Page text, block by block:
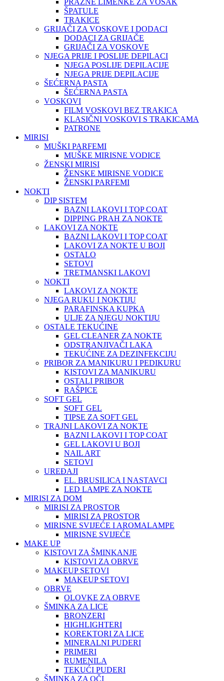
PRAZNE LIMENKE ZA VOSAK
ŠPATULE
TRAKICE
GRIJAČI ZA VOSKOVE I DODACI
DODACI ZA GRIJAČE
GRIJAČI ZA VOSKOVE
NJEGA PRIJE I POSLIJE DEPILACI
NJEGA POSLIJE DEPILACIJE
NJEGA PRIJE DEPILACIJE
ŠEĆERNA PASTA
ŠEĆERNA PASTA
VOSKOVI
FILM VOSKOVI BEZ TRAKICA
KLASIČNI VOSKOVI S TRAKICAMA
PATRONE
MIRISI
MUŠKI PARFEMI
MUŠKE MIRISNE VODICE
ŽENSKI MIRISI
ŽENSKE MIRISNE VODICE
ŽENSKI PARFEMI
NOKTI
DIP SISTEM
BAZNI LAKOVI I TOP COAT
DIPPING PRAH ZA NOKTE
LAKOVI ZA NOKTE
BAZNI LAKOVI I TOP COAT
LAKOVI ZA NOKTE U BOJI
OSTALO
SETOVI
TRETMANSKI LAKOVI
NOKTI
LAKOVI ZA NOKTE
NJEGA RUKU I NOKTIJU
PARAFINSKA KUPKA
ULJE ZA NJEGU NOKTIJU
OSTALE TEKUĆINE
GEL CLEANER ZA NOKTE
ODSTRANJIVAČI LAKA
TEKUĆINE ZA DEZINFEKCIJU
PRIBOR ZA MANIKURU I PEDIKURU
KISTOVI ZA MANIKURU
OSTALI PRIBOR
RAŠPICE
SOFT GEL
SOFT GEL
TIPSE ZA SOFT GEL
TRAJNI LAKOVI ZA NOKTE
BAZNI LAKOVI I TOP COAT
GEL LAKOVI U BOJI
NAIL ART
SETOVI
UREĐAJI
EL. BRUSILICA I NASTAVCI
LED LAMPE ZA NOKTE
MIRISI ZA DOM
MIRISI ZA PROSTOR
MIRISI ZA PROSTOR
MIRISNE SVIJEĆE I AROMALAMPE
MIRISNE SVIJEĆE
MAKE UP
KISTOVI ZA ŠMINKANJE
KISTOVI ZA OBRVE
MAKEUP SETOVI
MAKEUP SETOVI
OBRVE
OLOVKE ZA OBRVE
ŠMINKA ZA LICE
BRONZERI
HIGHLIGHTERI
KOREKTORI ZA LICE
MINERALNI PUDERI
PRIMERI
RUMENILA
TEKUĆI PUDERI
ŠMINKA ZA OČI